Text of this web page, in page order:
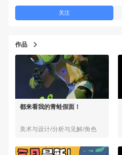
作品
都来看我的青蛙假面！
美术与设计/分析与见解/角色
关注